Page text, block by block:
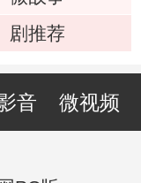
剧推荐
音 微视频